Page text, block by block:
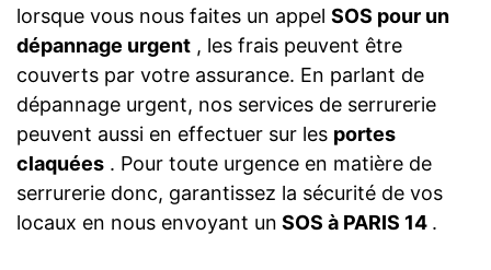
lorsque vous nous faites un appel SOS pour un
dépannage urgent , les frais peuvent être
couverts par votre assurance. En parlant de
dépannage urgent, nos services de serrurerie
peuvent aussi en effectuer sur les portes
claquées . Pour toute urgence en matière de
serrurerie donc, garantissez la sécurité de vos
locaux en nous envoyant un SOS à PARIS 14 .